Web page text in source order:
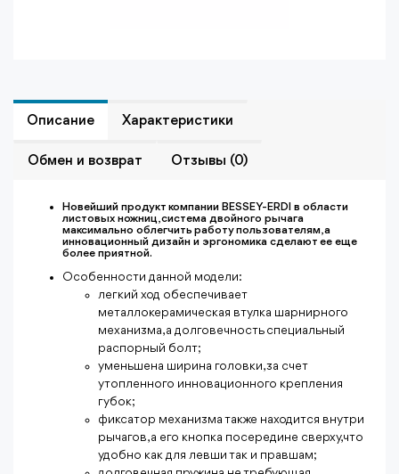
Описание Характеристики
Обмен и возврат Отзывы (0)
Новейший продукт компании BESSEY-ERDI в области
листовых ножниц, система двойного рычага
максимально облегчить работу пользователям, а
инновационный дизайн и эргономика сделают ее еще
более приятной.
Особенности данной модели:
легкий ход обеспечивает
металлокерамическая втулка шарнирного
механизма, а долговечность специальный
распорный болт;
уменьшена ширина головки, за счет
утопленного инновационного крепления
губок;
фиксатор механизма также находится внутри
рычагов, а его кнопка посередине сверху, что
удобно как для левши так и правшам;